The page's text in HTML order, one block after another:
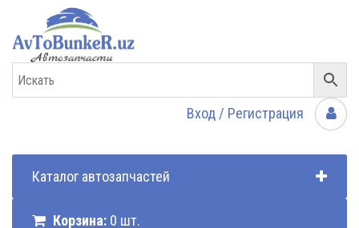
Вход / Регистрация
Каталог автозапчастей
Корзина: 0 шт.